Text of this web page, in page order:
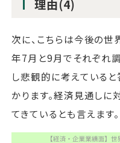
理由(4)
次に、こちらは今後の
年7月と9月でそれぞれ
し悲観的に考えている
かります。経済見通しに
てきているとも言えます。